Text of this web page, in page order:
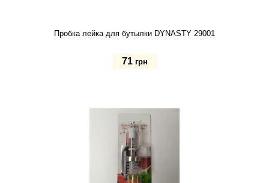
Пробка лейка для бутылки DYNASTY 29001
71 грн